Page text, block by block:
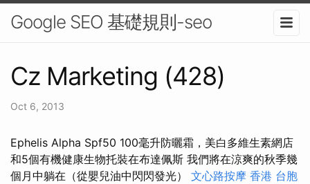
Google SEO 基礎規則-seo
Cz Marketing (428)
Oct 6, 2013
Ephelis Alpha Spf50 100毫升防曬霜，美白多維生素網店
和5個有機健康生物托裝在布達佩斯 我們將在涼爽的秋季幾
個月中躺在（從嬰兒油中閃閃發光） 文心路按摩 香港 台胞